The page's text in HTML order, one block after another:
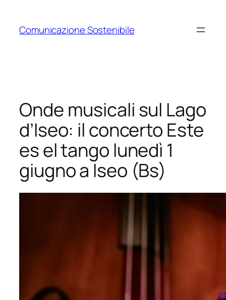
contenuto
Comunicazione Sostenibile
Onde musicali sul Lago
d’Iseo: il concerto Este
es el tango lunedì 1
giugno a Iseo (Bs)